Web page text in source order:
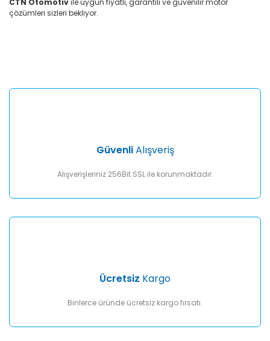
CTN Otomotivile uygun fiyatlı, garantili ve güvenilir motor
çözümleri sizleri bekliyor.
Yorum Yaz
Ürün fiyatı diğer sitelerden daha pahalı.
GüvenliAlışveriş
Alışverişleriniz 256Bit SSL ile korunmaktadır.
Ücretsiz Kargo
Binlerce üründe ücretsiz kargo fırsatı.